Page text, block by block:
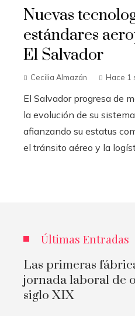
Nuevas
estándares
El Salvador
Cecilia Almazán Hace 1
El Salvador progresa de
la evolución de su
afianzando su estatus
el tránsito aéreo y la
Últimas Entradas
Las primeras
jornada laboral de
siglo XIX